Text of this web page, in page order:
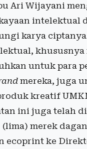
Ari Wijayani
intelektual
karya
khususnya
untuk para
mereka, juga
kreatif
ini juga telah
(lima) merek
ecoprint ke